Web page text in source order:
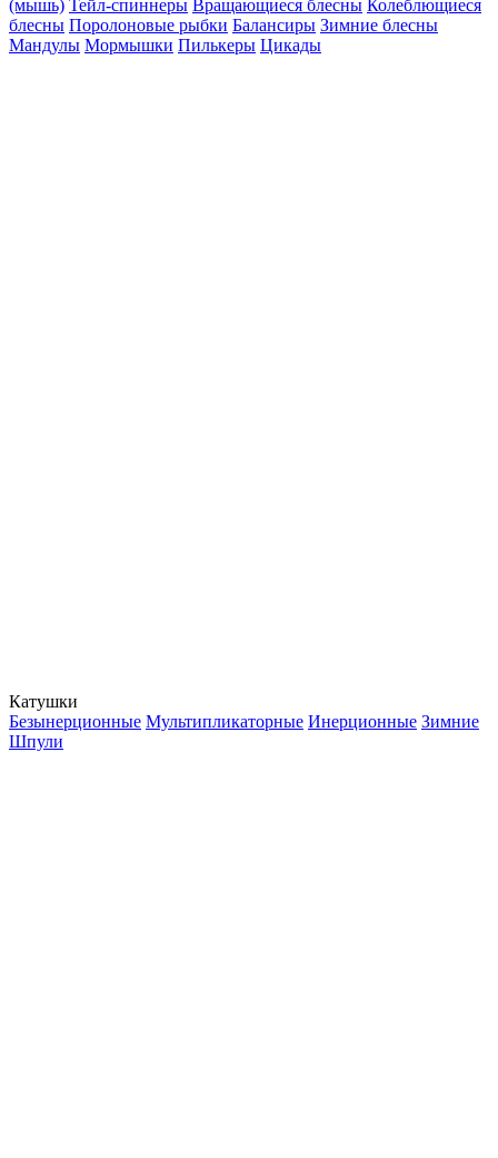
(мышь) Тейл-спиннеры Вращающиеся блесны Колеблющиеся
блесны Поролоновые рыбки Балансиры Зимние блесны
Мандулы Мормышки Пилькеры Цикады
Катушки
Безынерционные Мультипликаторные Инерционные Зимние
Шпули